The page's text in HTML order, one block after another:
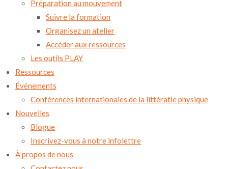
Préparation au mouvement
Suivre la formation
Organisez un atelier
Accéder aux ressources
Les outils PLAY
Ressources
Événements
Conférences internationales de la littératie physique
Nouvelles
Blogue
Inscrivez-vous à notre infolettre
À propos de nous
By submitting this form, you are consenting to receive marketing emails
Lake Drive, Victoria, BC, British Columbia, V8Z 5M1, CA,
at any time by using the SafeUnsubscribe® link, found at the bottom of
every email.Emails are serviced by Constant Contact.